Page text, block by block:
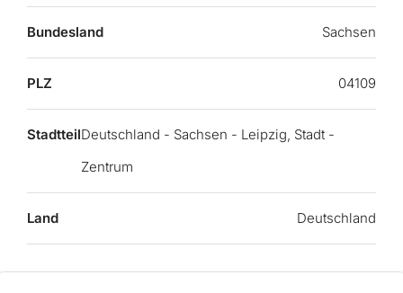
Bundesland Sachsen
PLZ 04109
StadtteilDeutschland - Sachsen - Leipzig, Stadt -
Zentrum
Land Deutschland